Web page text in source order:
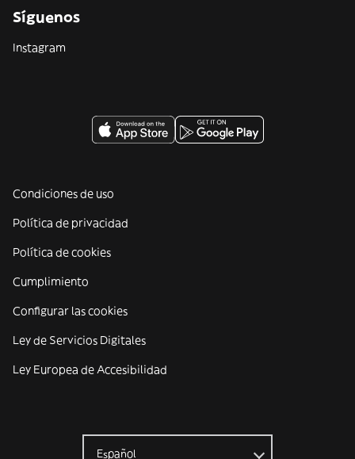
Síguenos
Instagram
Condiciones de uso
Política de privacidad
Política de cookies
Cumplimiento
Configurar las cookies
Ley de Servicios Digitales
Ley Europea de Accesibilidad